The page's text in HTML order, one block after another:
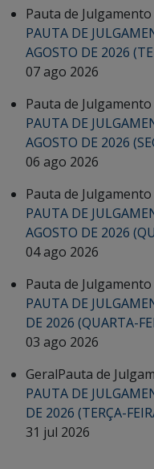
Pauta de Julgamento
PAUTA DE
AGOSTO DE 2026
07 ago 2026
Pauta de Julgamento
PAUTA DE
AGOSTO DE 2026
06 ago 2026
Pauta de Julgamento
PAUTA DE
AGOSTO DE 2026
04 ago 2026
Pauta de Julgamento
PAUTA DE
DE 2026 (QUARTA-
03 ago 2026
GeralPauta de
PAUTA DE
DE 2026 (TERÇA-
31 jul 2026